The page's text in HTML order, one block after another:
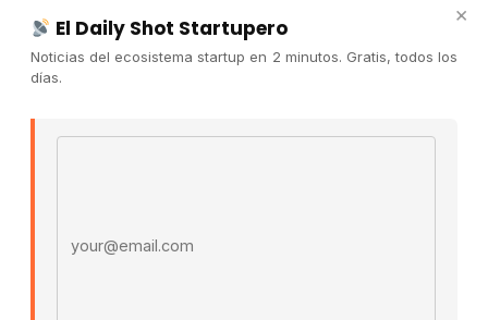
Publicidad
Convocatorias
×
El Daily Shot Startupero
Noticias del ecosistema startup en 2 minutos. Gratis, todos los
días.